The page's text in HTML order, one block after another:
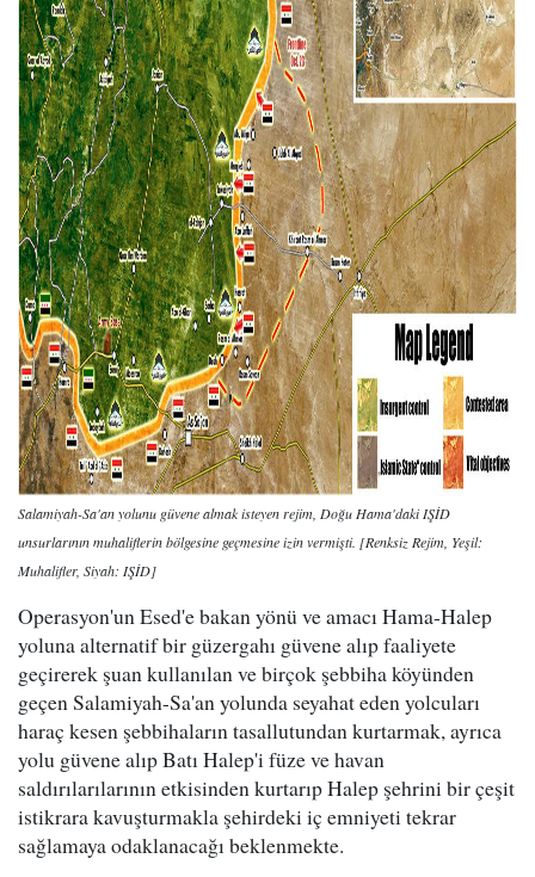
Salamiyah-Sa'an yolunu güvene almak isteyen rejim, Doğu Hama'daki IŞİD
unsurlarının muhaliflerin bölgesine geçmesine izin vermişti. [Renksiz Rejim, Yeşil:
Muhalifler, Siyah: IŞİD]
Operasyon'un Esed'e bakan yönü ve amacı Hama-Halep
yoluna alternatif bir güzergahı güvene alıp faaliyete
geçirerek şuan kullanılan ve birçok şebbiha köyünden
geçen Salamiyah-Sa'an yolunda seyahat eden yolcuları
haraç kesen şebbihaların tasallutundan kurtarmak, ayrıca
yolu güvene alıp Batı Halep'i füze ve havan
saldırılarılarının etkisinden kurtarıp Halep şehrini bir çeşit
istikrara kavuşturmakla şehirdeki iç emniyeti tekrar
sağlamaya odaklanacağı beklenmekte.